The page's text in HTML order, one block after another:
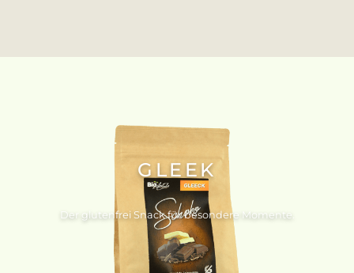
GLEEK
Der glutenfrei Snack für besondere Momente.